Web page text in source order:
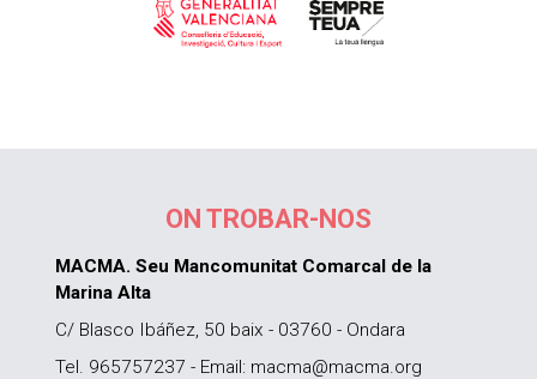
ON TROBAR-NOS
MACMA. Seu Mancomunitat Comarcal de la
Marina Alta
C/ Blasco Ibáñez, 50 baix - 03760 - Ondara
Tel. 965757237 - Email: macma@macma.org